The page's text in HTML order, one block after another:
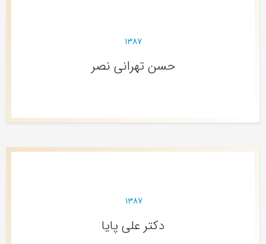
۱۳۸۷
حسن تهرانی نصر
۱۳۸۷
دکتر علی پایا